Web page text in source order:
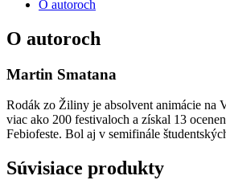
O autoroch
O autoroch
Martin Smatana
Rodák zo Žiliny je absolvent animácie na
viac ako 200 festivaloch a získal 13
Febiofeste. Bol aj v semifinále
Súvisiace produkty